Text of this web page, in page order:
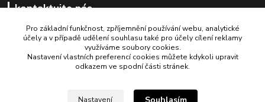
kontaktujte nás
+420 725 347 646
Pro základní funkčnost, zpříjemnění používání webu, analytické
účely a v případě udělení souhlasu také pro účely cílení reklamy
využíváme soubory cookies.
Nastavení vlastních preferencí cookies můžete kdykoli upravit
odkazem ve spodní části stránek.
Nastavení